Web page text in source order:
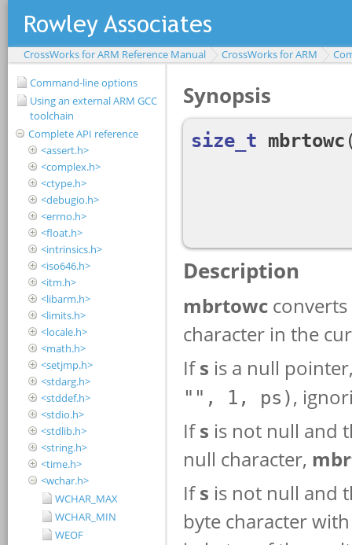
CrossWorks for ARM Reference Manual CrossWorks for ARM
Command-line options
Using an external ARM GCC
toolchain
Complete API reference
<assert.h>
<complex.h>
<ctype.h>
<debugio.h>
<errno.h>
<float.h>
<intrinsics.h>
<iso646.h>
<itm.h>
<libarm.h>
<limits.h>
<locale.h>
<math.h>
<setjmp.h>
<stdarg.h>
<stddef.h>
<stdio.h>
<stdlib.h>
<string.h>
<time.h>
<wchar.h>
WCHAR_MAX
WCHAR_MIN
WEOF